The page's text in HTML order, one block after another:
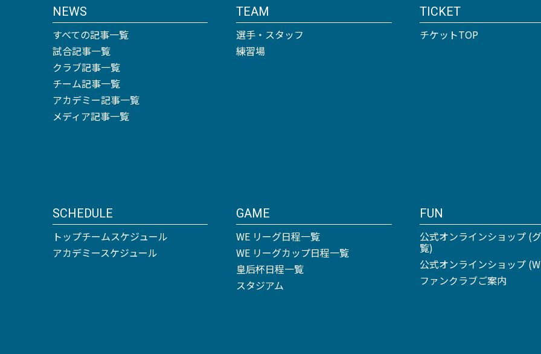
NEWS
すべての記事一覧
試合記事一覧
クラブ記事一覧
チーム記事一覧
アカデミー記事一覧
メディア記事一覧
SCHEDULE
トップチームスケジュール
アカデミースケジュール
TEAM
選手・スタッフ
練習場
GAME
WE リーグ日程一覧
WE リーグカップ日程一覧
皇后杯日程一覧
スタジアム
TICKET
チケットTOP
FUN
公式オンラインショップ (
覧)
公式オンラインショップ
ファンクラブご案内